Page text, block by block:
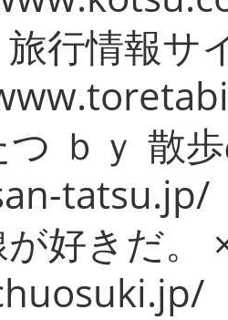
行情報サ
ｂｙ 散
tatsu.jp/
好きだ。